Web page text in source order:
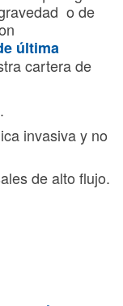
o de
última
cartera de
invasiva y no
de alto flujo.